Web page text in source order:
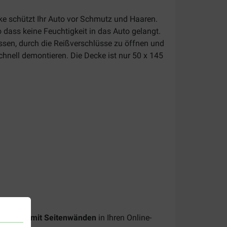
schützt Ihr Auto vor Schmutz und Haaren.
keine Feuchtigkeit in das Auto gelangt.
durch die Reißverschlüsse zu öffnen und
demontieren. Die Decke ist nur 50 x 145
mit Seitenwänden in Ihren Online-